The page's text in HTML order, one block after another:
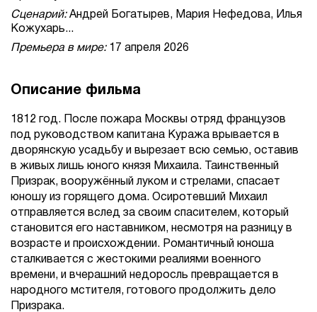
Сценарий:Андрей Богатырев, Мария Нефедова, Илья
Кожухарь...
Премьера в мире:17 апреля 2026
Описание фильма
1812 год. После пожара Москвы отряд французов
под руководством капитана Куража врывается в
дворянскую усадьбу и вырезает всю семью, оставив
в живых лишь юного князя Михаила. Таинственный
Призрак, вооружённый луком и стрелами, спасает
юношу из горящего дома. Осиротевший Михаил
отправляется вслед за своим спасителем, который
становится его наставником, несмотря на разницу в
возрасте и происхождении. Романтичный юноша
сталкивается с жестокими реалиями военного
времени, и вчерашний недоросль превращается в
народного мстителя, готового продолжить дело
Призрака.